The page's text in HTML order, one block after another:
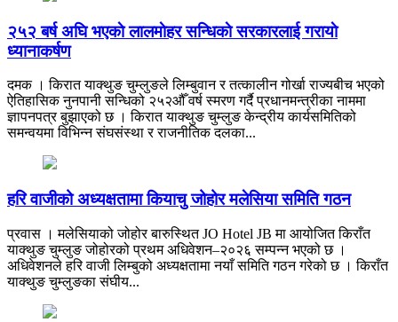
२५२ बर्ष अघि भएकाे लालमाेहर सन्धिकाे सरकारलाई गरायाे
ध्यानाकर्षण
दमक । किरात याक्थुङ चुम्लुङले लिम्बुवान र तत्कालीन गोर्खा राज्यबीच भएको
ऐतिहासिक नुनपानी सन्धिको २५२औँ वर्ष स्मरण गर्दै प्रधानमन्त्रीका नाममा
ज्ञापनपत्र बुझाएको छ । किरात याक्थुङ चुम्लुङ केन्द्रीय कार्यसमितिको
समन्वयमा विभिन्न संघसंस्था र राजनीतिक दलका...
हरि वाजीको अध्यक्षतामा कियाचु जोहोर मलेसिया समिति गठन
प्रवास । मलेसियाको जोहोर बारुस्थित JO Hotel JB मा आयोजित किराँत
याक्थुङ चुम्लुङ जोहोरको प्रथम अधिवेशन–२०२६ सम्पन्न भएको छ ।
अधिवेशनले हरि वाजी लिम्बुको अध्यक्षतामा नयाँ समिति गठन गरेको छ । किराँत
याक्थुङ चुम्लुङका संघीय...